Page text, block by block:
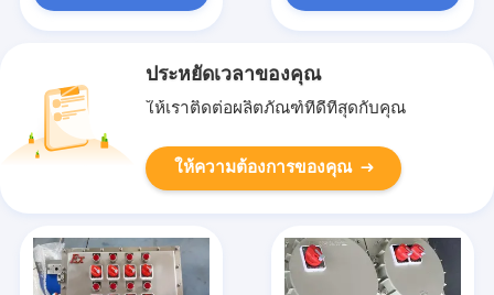
ประหยัดเวลาของคุณ
ให้เราติดต่อผลิตภัณฑ์ที่ดีที่สุดกับคุณ
ให้ความต้องการของคุณ